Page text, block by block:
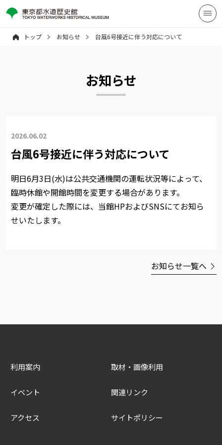
トップ お知らせ 台風6号接近に伴う対応について
お知らせ
2026.06.02
台風6号接近に伴う対応について
明日6月3日(水)は公共交通機関の運転状況等によって、
臨時休館や開館時間を変更する場合があります。
変更が確定した際には、当館HPおよびSNSにてお知ら
せいたします。
お知らせ一覧へ
利用案内
イベント
アクセス
取材・画像利用
関連リンク
サイトポリシー